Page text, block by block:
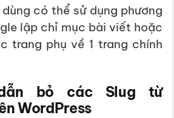
có thể sử dụng phương
lập chỉ mục bài viết hoặc
trang phụ về 1 trang chính
bỏ các Slug từ
WordPress